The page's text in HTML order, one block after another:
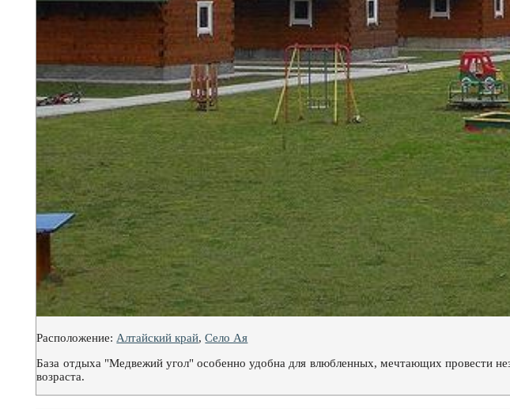
Расположение: Алтайский край,Село Ая
База отдыха "Медвежий угол" особенно удобна для влюбленных, мечтающих провести
возраста.